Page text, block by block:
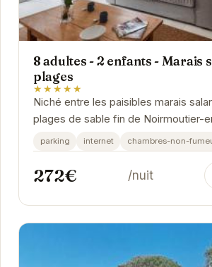
8 adultes - 2 enfants - Marais
plages
★★★★★
Niché entre les paisibles marais
plages de sable fin de Noirmoutier-
logement offre un cadre idyllique
vacances...
parking internet chambres-non-
272€ /nuit